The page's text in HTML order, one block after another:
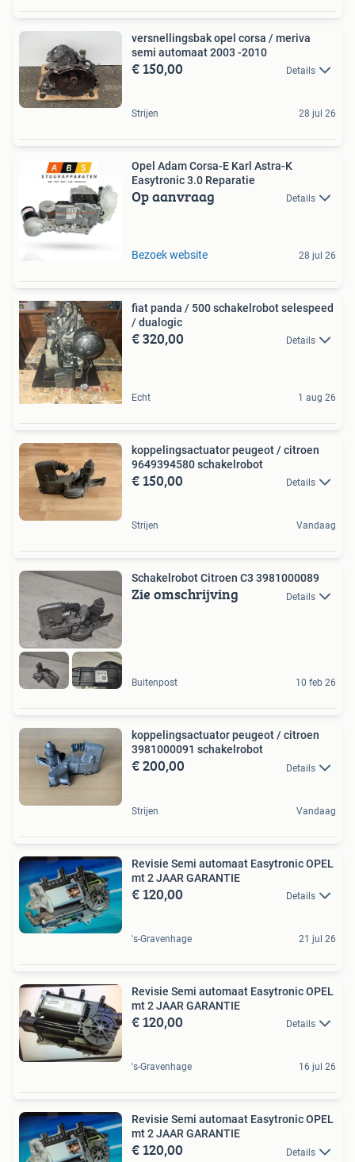
versnellingsbak opel corsa / meriva
semi automaat 2003 -2010
€ 150,00 Details
Strijen 28 jul 26
Opel Adam Corsa-E Karl Astra-K
Easytronic 3.0 Reparatie
Op aanvraag Details
Bezoek website 28 jul 26
fiat panda / 500 schakelrobot selespeed
/ dualogic
€ 320,00 Details
Echt 1 aug 26
koppelingsactuator peugeot / citroen
9649394580 schakelrobot
€ 150,00 Details
Strijen Vandaag
Schakelrobot Citroen C3 3981000089
Zie omschrijving Details
Buitenpost 10 feb 26
koppelingsactuator peugeot / citroen
3981000091 schakelrobot
€ 200,00 Details
Strijen Vandaag
Revisie Semi automaat Easytronic OPEL
mt 2 JAAR GARANTIE
€ 120,00 Details
's-Gravenhage 21 jul 26
Revisie Semi automaat Easytronic OPEL
mt 2 JAAR GARANTIE
€ 120,00 Details
's-Gravenhage 16 jul 26
Revisie Semi automaat Easytronic OPEL
mt 2 JAAR GARANTIE
€ 120,00 Details